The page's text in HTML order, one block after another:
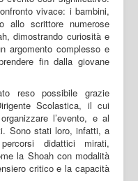
vivace: i bambini,
allo scrittore numerose
dimostrando curiosità e
argomento complesso e
fin dalla giovane
reso possibile grazie
Scolastica, il cui
l’evento, e al
Sono stati loro, infatti, a
didattici mirati,
la Shoah con modalità
critico e la capacità